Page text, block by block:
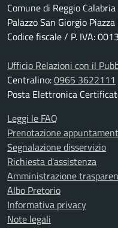
Comune di Reggio Calabria
Palazzo San Giorgio
Codice fiscale / P. IVA:
Ufficio Relazioni con il
Centralino:0965 3622111
Posta Elettronica
Leggi le FAQ
Prenotazione
Segnalazione disservizio
Richiesta d'assistenza
Amministrazione
Albo Pretorio
Informativa privacy
Note legali